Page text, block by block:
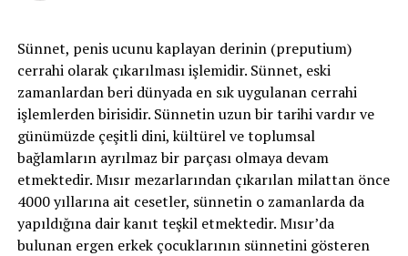
Bu tetkikler yapıldıktan sonra kültür sonucuna
göre antibiyotik tedavisi devam edilmeli veya
değiştirilmelidir. Enfeksiyona sebep olan etken ortadan
kaldırılmalıdır. Örneğin; mesane taşı olan bir hastanın
mesane taşı alınmalı, idrar kesesi küçük olan bir
hastanın medikal ve cerrahi tedavilerle mesane
kapasitesi arttırılmalı, idrar kanallarında darlık varsa
kapalı yöntemle açılmalı, ek hastalıklar örneğin şeker
hastalığı hızlı ve düzenli olarak tedavi edilmelidir.
Sünnet, penis ucunu kaplayan derinin (preputium)
cerrahi olarak çıkarılması işlemidir. Sünnet, eski
zamanlardan beri dünyada en sık uygulanan cerrahi
işlemlerden birisidir. Sünnetin uzun bir tarihi vardır ve
günümüzde çeşitli dini, kültürel ve toplumsal
bağlamların ayrılmaz bir parçası olmaya devam
etmektedir. Mısır mezarlarından çıkarılan milattan önce
4000 yıllarına ait cesetler, sünnetin o zamanlarda da
yapıldığına dair kanıt teşkil etmektedir. Mısır’da
bulunan ergen erkek çocuklarının sünnetini gösteren